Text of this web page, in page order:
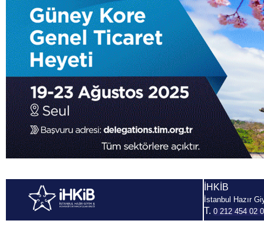
İHKİB
İstanbul Hazır
T. 0 212 454